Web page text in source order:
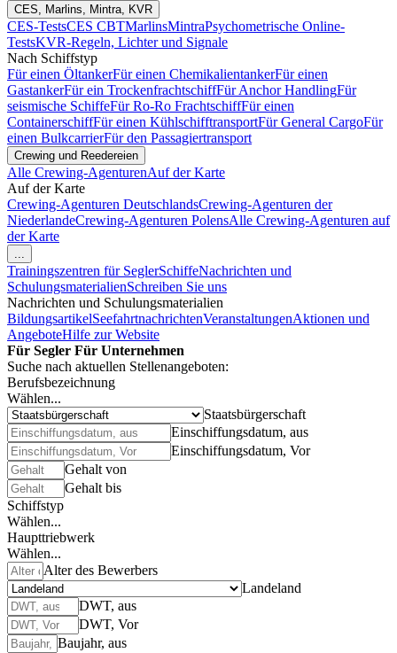
CES, Marlins, Mintra, KVR
CES-TestsCES CBTMarlinsMintraPsychometrische Online-
TestsKVR-Regeln, Lichter und Signale
Nach Schiffstyp
Für einen ÖltankerFür einen ChemikalientankerFür einen
GastankerFür ein TrockenfrachtschiffFür Anchor HandlingFür
seismische SchiffeFür Ro-Ro FrachtschiffFür einen
ContainerschiffFür einen KühlschifftransportFür General CargoFür
einen BulkcarrierFür den Passagiertransport
Crewing und Reedereien
Alle Crewing-AgenturenAuf der Karte
Auf der Karte
Crewing-Agenturen DeutschlandsCrewing-Agenturen der
NiederlandeCrewing-Agenturen PolensAlle Crewing-Agenturen auf
der Karte
...
Trainingszentren für SeglerSchiffeNachrichten und
SchulungsmaterialienSchreiben Sie uns
Nachrichten und Schulungsmaterialien
BildungsartikelSeefahrtnachrichtenVeranstaltungenAktionen und
AngeboteHilfe zur Website
Für Segler Für Unternehmen
Suche nach aktuellen Stellenangeboten:
Berufsbezeichnung
Wählen...
Staatsbürgerschaft
Einschiffungsdatum, aus
Einschiffungsdatum, Vor
Gehalt von
Gehalt bis
Schiffstyp
Wählen...
Haupttriebwerk
Wählen...
Alter des Bewerbers
Landeland
DWT, aus
DWT, Vor
Baujahr, aus